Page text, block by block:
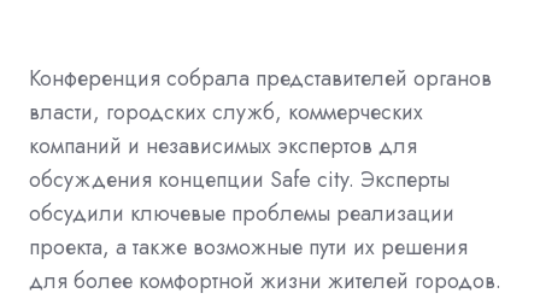
Конференция собрала представителей органов
власти, городских служб, коммерческих
компаний и независимых экспертов для
обсуждения концепции Safe city. Эксперты
обсудили ключевые проблемы реализации
проекта, а также возможные пути их решения
для более комфортной жизни жителей городов.